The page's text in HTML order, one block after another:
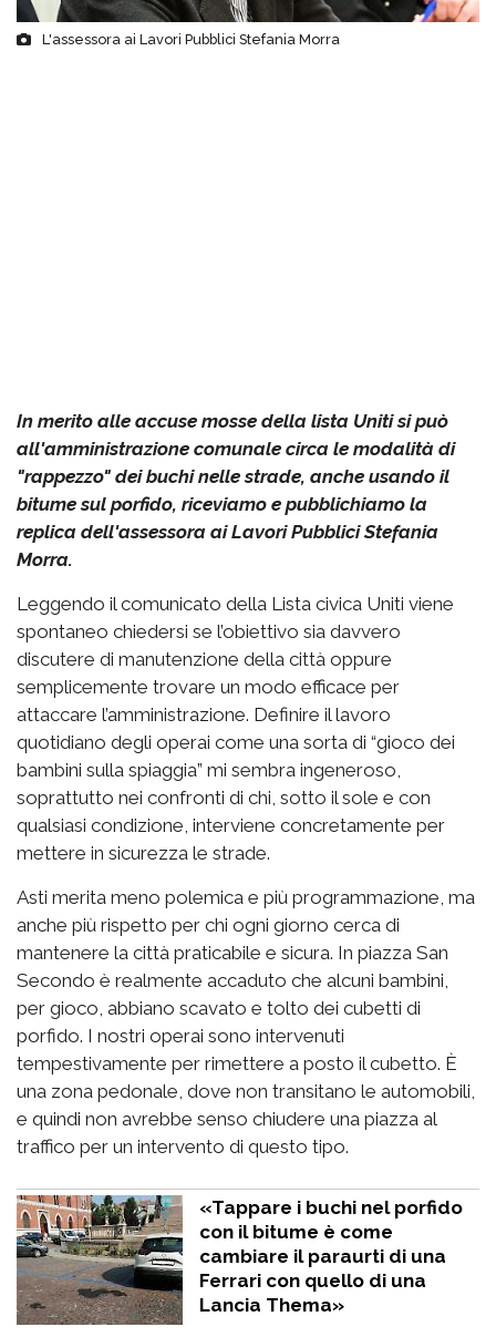
L'assessora ai Lavori Pubblici Stefania Morra
In merito alle accuse mosse della lista Uniti si può
all'amministrazione comunale circa le modalità di
"rappezzo" dei buchi nelle strade, anche usando il
bitume sul porfido, riceviamo e pubblichiamo la
replica dell'assessora ai Lavori Pubblici Stefania
Morra.
Leggendo il comunicato della Lista civica Uniti viene
spontaneo chiedersi se l’obiettivo sia davvero
discutere di manutenzione della città oppure
semplicemente trovare un modo efficace per
attaccare l’amministrazione. Definire il lavoro
quotidiano degli operai come una sorta di “gioco dei
bambini sulla spiaggia” mi sembra ingeneroso,
soprattutto nei confronti di chi, sotto il sole e con
qualsiasi condizione, interviene concretamente per
mettere in sicurezza le strade.
Asti merita meno polemica e più programmazione, ma
anche più rispetto per chi ogni giorno cerca di
mantenere la città praticabile e sicura. In piazza San
Secondo è realmente accaduto che alcuni bambini,
per gioco, abbiano scavato e tolto dei cubetti di
porfido. I nostri operai sono intervenuti
tempestivamente per rimettere a posto il cubetto. È
una zona pedonale, dove non transitano le automobili,
e quindi non avrebbe senso chiudere una piazza al
traffico per un intervento di questo tipo.
«Tappare i buchi nel porfido
con il bitume è come
cambiare il paraurti di una
Ferrari con quello di una
Lancia Thema»